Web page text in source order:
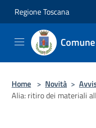
Regione Toscana
Home > Novità >
Alia: ritiro dei materiali